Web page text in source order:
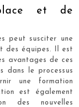
et de
peut susciter une
des équipes. Il est
avantages de ces
dans le processus
une formation
est également
des nouvelles